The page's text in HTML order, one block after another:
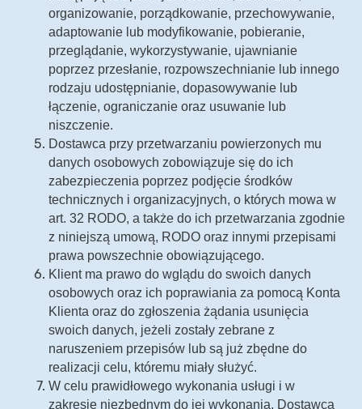
organizowanie, porządkowanie, przechowywanie,
adaptowanie lub modyfikowanie, pobieranie,
przeglądanie, wykorzystywanie, ujawnianie
poprzez przesłanie, rozpowszechnianie lub innego
rodzaju udostępnianie, dopasowywanie lub
łączenie, ograniczanie oraz usuwanie lub
niszczenie.
Dostawca przy przetwarzaniu powierzonych mu
danych osobowych zobowiązuje się do ich
zabezpieczenia poprzez podjęcie środków
technicznych i organizacyjnych, o których mowa w
art. 32 RODO, a także do ich przetwarzania zgodnie
z niniejszą umową, RODO oraz innymi przepisami
prawa powszechnie obowiązującego.
Klient ma prawo do wglądu do swoich danych
osobowych oraz ich poprawiania za pomocą Konta
Klienta oraz do zgłoszenia żądania usunięcia
swoich danych, jeżeli zostały zebrane z
naruszeniem przepisów lub są już zbędne do
realizacji celu, któremu miały służyć.
W celu prawidłowego wykonania usługi i w
zakresie niezbędnym do jej wykonania, Dostawca